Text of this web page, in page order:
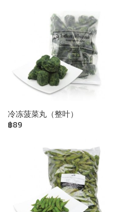
冷冻菠菜丸（整叶）
฿89